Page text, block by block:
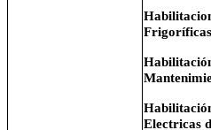
Electricas